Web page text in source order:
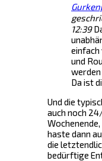
12:39
einfach
und
werden
Da ist
Und die
auch noch
haste dann
die
bedürftige